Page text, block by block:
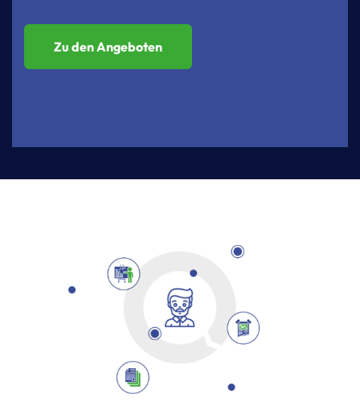
Zu den Angeboten